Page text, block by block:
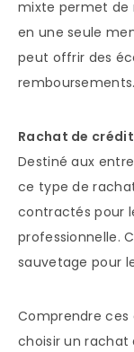
mixte permet de
en une seule
peut offrir des
remboursements.
Rachat de
Destiné aux
ce type de
contractés pour
professionnelle.
sauvetage pour
Comprendre ces
choisir un